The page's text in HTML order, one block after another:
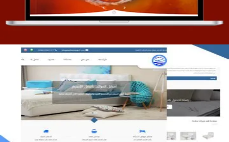
مصنع المراتب الخليجية